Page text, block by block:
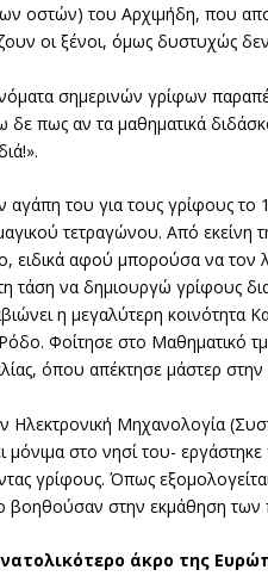
οστών) του Αρχιμήδη, που
οι ξένοι, όμως δυστυχώς
σημερινών γρίφων
πως αν τα μαθηματικά
του για τους γρίφους το
τετραγώνου. Από εκείνη
ειδικά αφού μπορούσα να τον
τάση να δημιουργώ γρίφους
η μεγαλύτερη κοινότητα
Φοίτησε στο Μαθηματικό
όπου απέκτησε μάστερ
Ηλεκτρονική Μηχανολογία
μόνιμα στο νησί του-
γρίφους. Όπως
βοηθούσαν στην εκμάθηση των
άκρο της